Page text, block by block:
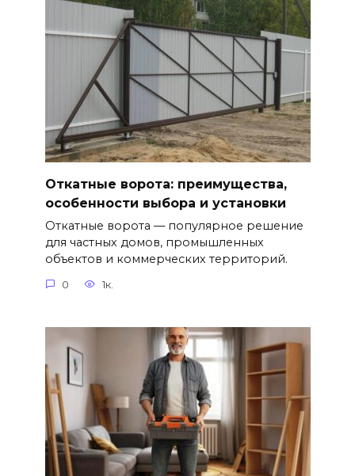
Откатные ворота: преимущества,
особенности выбора и установки
Откатные ворота — популярное решение
для частных домов, промышленных
объектов и коммерческих территорий.
0 1к.